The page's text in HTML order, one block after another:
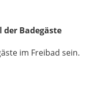
Badegäste
im Freibad sein.